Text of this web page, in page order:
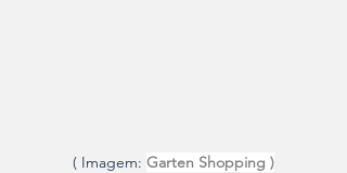
( Imagem: Garten Shopping )